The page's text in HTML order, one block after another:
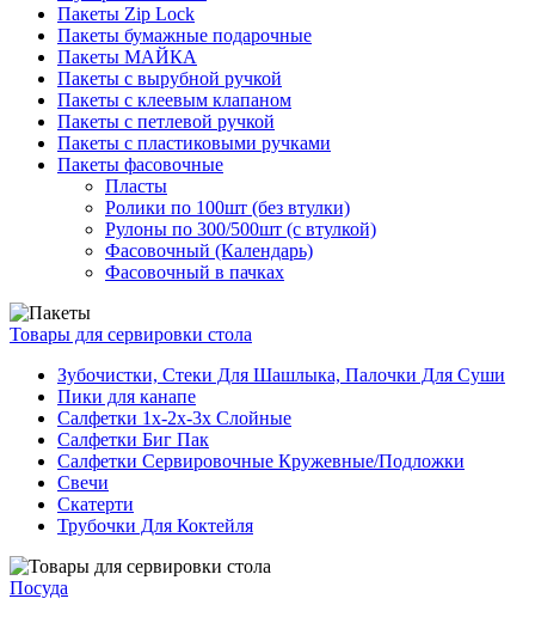
Пакеты Zip Lock
Пакеты бумажные подарочные
Пакеты МАЙКА
Пакеты с вырубной ручкой
Пакеты с клеевым клапаном
Пакеты с петлевой ручкой
Пакеты с пластиковыми ручками
Пакеты фасовочные
Пласты
Ролики по 100шт (без втулки)
Рулоны по 300/500шт (с втулкой)
Фасовочный (Календарь)
Фасовочный в пачках
Товары для сервировки стола
Зубочистки, Стеки Для Шашлыка, Палочки Для Суши
Пики для канапе
Салфетки 1х-2х-3х Слойные
Салфетки Биг Пак
Салфетки Сервировочные Кружевные/Подложки
Свечи
Скатерти
Трубочки Для Коктейля
Посуда